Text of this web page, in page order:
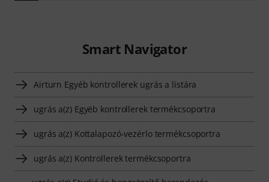
Smart Navigator
Airturn Egyéb kontrollerek ugrás a listára
ugrás a(z) Egyéb kontrollerek termékcsoportra
ugrás a(z) Kottalapozó-vezérlo termékcsoportra
ugrás a(z) Kontrollerek termékcsoportra